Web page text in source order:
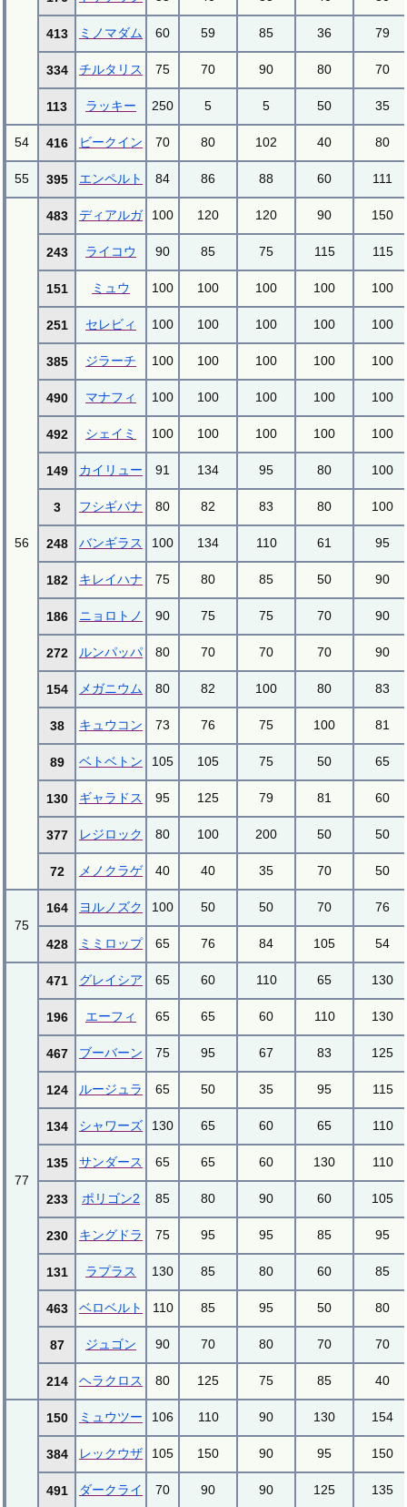
413 ミノマダム 60 59 85 36 79
334 チルタリス 75 70 90 80 70
113 ラッキー 250 5 5 50 35
54 416 ビークイン 70 80 102 40 80
55 395 エンペルト 84 86 88 60 111
56
483 ディアルガ 100 120 120 90 150
243 ライコウ 90 85 75 115 115
151 ミュウ 100 100 100 100 100
251 セレビィ 100 100 100 100 100
385 ジラーチ 100 100 100 100 100
490 マナフィ 100 100 100 100 100
492 シェイミ 100 100 100 100 100
149 カイリュー 91 134 95 80 100
3 フシギバナ 80 82 83 80 100
248 バンギラス 100 134 110 61 95
182 キレイハナ 75 80 85 50 90
186 ニョロトノ 90 75 75 70 90
272 ルンパッパ 80 70 70 70 90
154 メガニウム 80 82 100 80 83
38 キュウコン 73 76 75 100 81
89 ベトベトン 105 105 75 50 65
130 ギャラドス 95 125 79 81 60
377 レジロック 80 100 200 50 50
72 メノクラゲ 40 40 35 70 50
75
164 ヨルノズク 100 50 50 70 76
428 ミミロップ 65 76 84 105 54
77
471 グレイシア 65 60 110 65 130
196 エーフィ 65 65 60 110 130
467 ブーバーン 75 95 67 83 125
124 ルージュラ 65 50 35 95 115
134 シャワーズ 130 65 60 65 110
135 サンダース 65 65 60 130 110
233 ポリゴン2 85 80 90 60 105
230 キングドラ 75 95 95 85 95
131 ラプラス 130 85 80 60 85
463 ベロベルト 110 85 95 50 80
87 ジュゴン 90 70 80 70 70
214 ヘラクロス 80 125 75 85 40
150 ミュウツー 106 110 90 130 154
384 レックウザ 105 150 90 95 150
491 ダークライ 70 90 90 125 135